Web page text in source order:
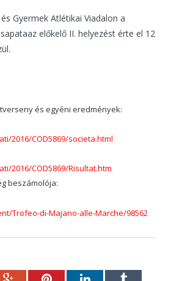
Gyermek Atlétikai Viadalon a
előkelő II. helyezést érte el 12
és egyéni eredmények:
2016/COD5869/societa.html
2016/COD5869/Risultat.htm
beszámolója:
Trofeo-di-Majano-alle-Marche/98562
Google+PinterestLinkedInTumblr